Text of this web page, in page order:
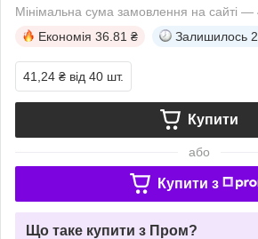
Мінімальна сума замовлення на сайті —
Економія 36.81 ₴ Залишилось
41,24 ₴ від 40 шт.
Купити
або
Купити з
Що таке купити з Пром?